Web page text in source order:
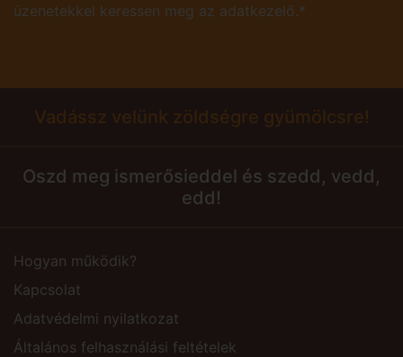
üzenetekkel keressen meg az adatkezelő.*
Vadássz velünk zöldségre gyümölcsre!
Oszd meg ismerősieddel és szedd, vedd,
edd!
Hogyan működik?
Kapcsolat
Adatvédelmi nyilatkozat
Általános felhasználási feltételek